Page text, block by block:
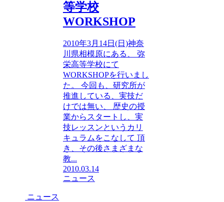
等学校
WORKSHOP
2010年3月14日(日)神奈
川県相模原にある、 弥
栄高等学校にて
WORKSHOPを行いまし
た。 今回も、研究所が
推進している、実技だ
けでは無い、 歴史の授
業からスタートし、実
技レッスンというカリ
キュラムをこなして 頂
き、その後さまざまな
教...
2010.03.14
ニュース
ニュース